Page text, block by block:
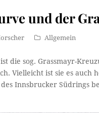
und der
Allgemein
die sog. Grassmayr-
Vielleicht ist sie es auch
Innsbrucker Südrings